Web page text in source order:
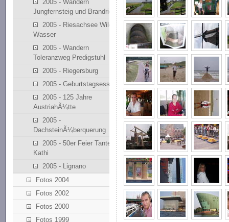
2005 - Wandern
Jungfernsteig und Brandriedl
2005 - Riesachsee Wilde
Wasser
2005 - Wandern
Toleranzweg Predigstuhl
2005 - Riegersburg
2005 - Geburtstagsessen
2005 - 125 Jahre
AustriahÃ¼tte
2005 -
DachsteinÃ¼berquerung
2005 - 50er Feier Tante
Kathi
2005 - Lignano
Fotos 2004
Fotos 2002
Fotos 2000
Fotos 1999